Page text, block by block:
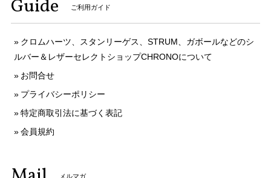
Guide ご利用ガイド
クロムハーツ、スタンリーゲス、STRUM、ガボールなどのシ
ルバー＆レザーセレクトショップCHRONOについて
お問合せ
プライバシーポリシー
特定商取引法に基づく表記
会員規約
メルマガ